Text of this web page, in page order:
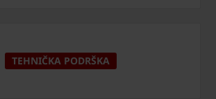
TEHNIČKA PODRŠKA